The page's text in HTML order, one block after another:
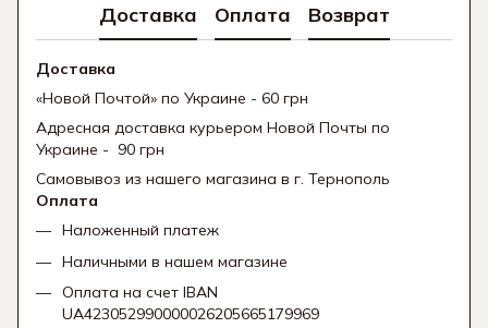
Доставка Оплата Возврат
Доставка
«Новой Почтой» по Украине - 60 грн
Адресная доставка курьером Новой Почты по
Украине - 90 грн
Самовывоз из нашего магазина в г. Тернополь
Оплата
Наложенный платеж
Наличными в нашем магазине
Оплата на счет IBAN
UA423052990000026205665179969